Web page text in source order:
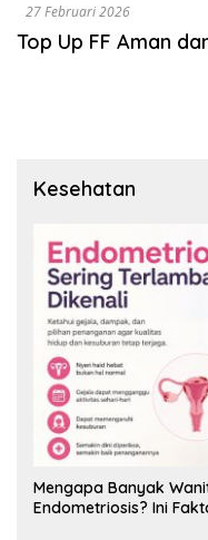
27 Februari 2026
Top Up FF Aman
Kesehatan
Mengapa Banyak
Endometriosis? Ini